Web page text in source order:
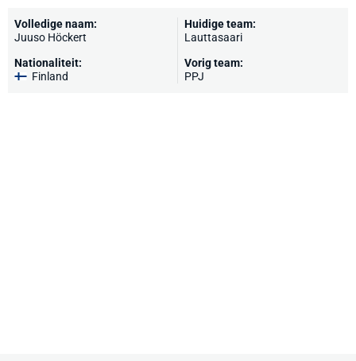
Volledige naam:
Juuso Höckert
Nationaliteit:
Finland
Huidige team:
Lauttasaari
Vorig team:
PPJ